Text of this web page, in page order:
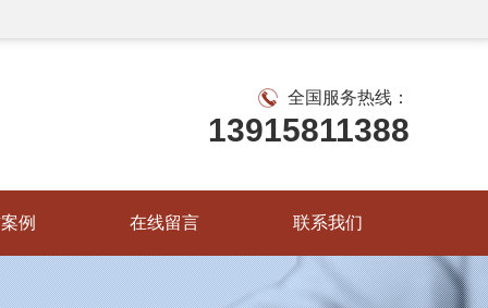
全国服务热线：
13915811388
例 在线留言 联系我们